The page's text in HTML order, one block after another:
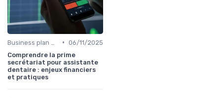
• 06/11/2025
Comprendre la prime
secrétariat pour assistante
dentaire : enjeux financiers
et pratiques